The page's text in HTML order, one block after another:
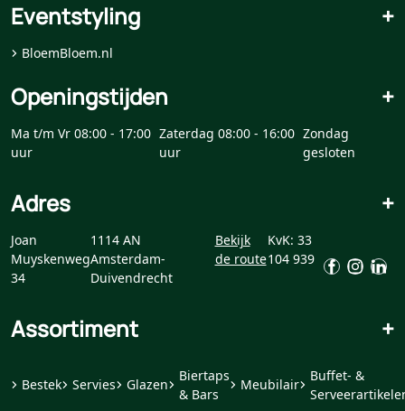
Eventstyling +
BloemBloem.nl
Openingstijden +
Ma t/m Vr 08:00 - 17:00
uur
Zaterdag 08:00 - 16:00
uur
Zondag
gesloten
Adres +
Joan
Muyskenweg
34
1114 AN
Amsterdam-
Duivendrecht
Bekijk
de route
KvK: 33
104 939
Assortiment +
Bestek Servies Glazen
Biertaps
& Bars
Meubilair
Buffet- &